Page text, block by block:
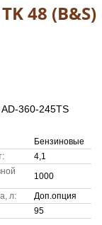
48 (B&S)
AD-360-245TS
Бензиновые
4,1
1000
л:
Доп.опция
95